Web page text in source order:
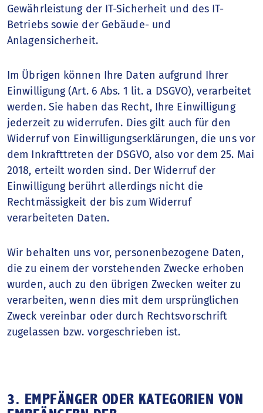
Gewährleistung der IT-Sicherheit und des IT-
Betriebs sowie der Gebäude- und
Anlagensicherheit.
Im Übrigen können Ihre Daten aufgrund Ihrer
Einwilligung (Art. 6 Abs. 1 lit. a DSGVO), verarbeitet
werden. Sie haben das Recht, Ihre Einwilligung
jederzeit zu widerrufen. Dies gilt auch für den
Widerruf von Einwilligungserklärungen, die uns vor
dem Inkrafttreten der DSGVO, also vor dem 25. Mai
2018, erteilt worden sind. Der Widerruf der
Einwilligung berührt allerdings nicht die
Rechtmässigkeit der bis zum Widerruf
verarbeiteten Daten.
Wir behalten uns vor, personenbezogene Daten,
die zu einem der vorstehenden Zwecke erhoben
wurden, auch zu den übrigen Zwecken weiter zu
verarbeiten, wenn dies mit dem ursprünglichen
Zweck vereinbar oder durch Rechtsvorschrift
zugelassen bzw. vorgeschrieben ist.
3. EMPFÄNGER ODER KATEGORIEN VON